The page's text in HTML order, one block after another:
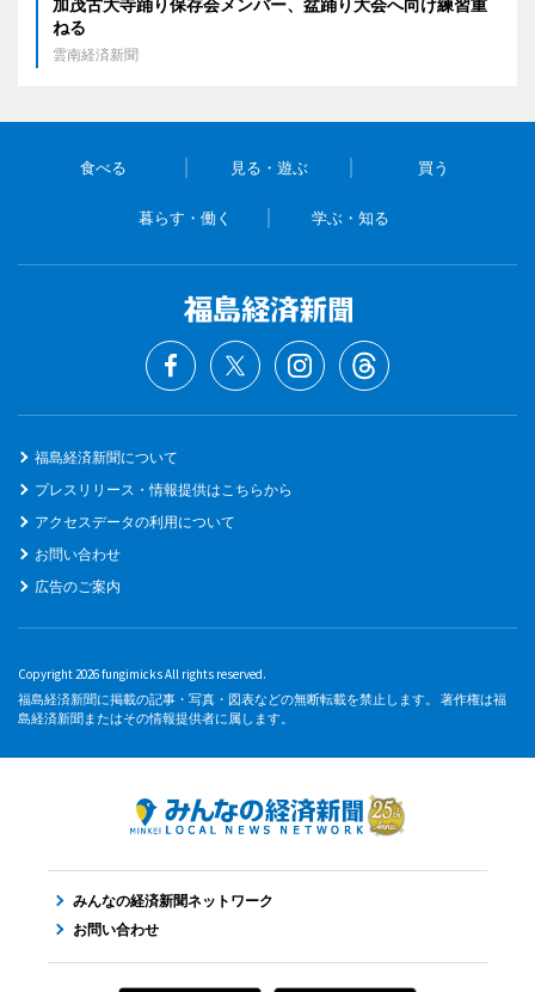
加茂古大寺踊り保存会メンバー、盆踊り大会へ向け練習重
ねる
雲南経済新聞
食べる 見る・遊ぶ 買う
暮らす・働く 学ぶ・知る
福島経済新聞について
プレスリリース・情報提供はこちらから
アクセスデータの利用について
お問い合わせ
広告のご案内
Copyright 2026 fungimicks All rights reserved.
福島経済新聞に掲載の記事・写真・図表などの無断転載を禁止します。 著作権は福
島経済新聞またはその情報提供者に属します。
みんなの経済新聞ネットワーク
お問い合わせ